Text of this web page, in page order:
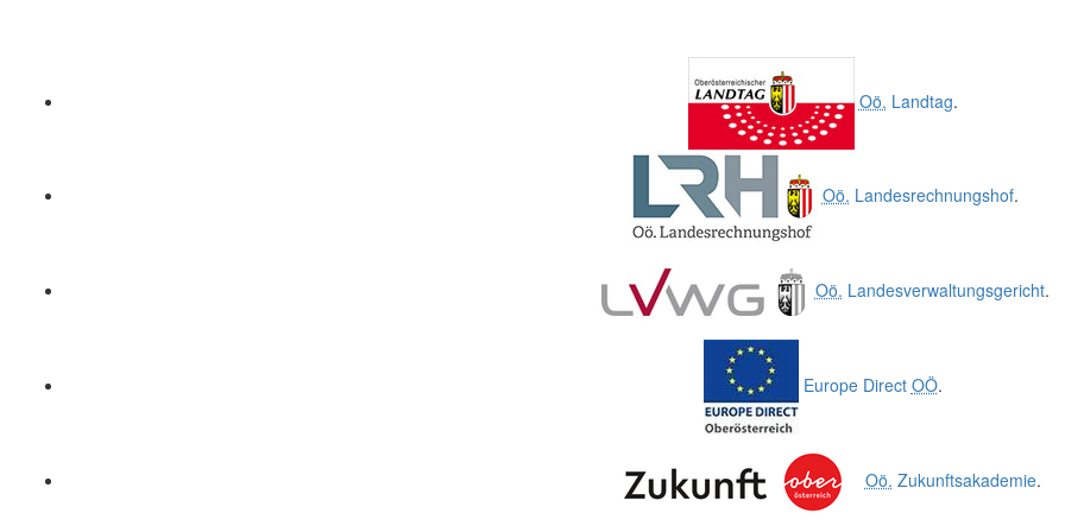
Oö. Landtag.
Oö. Landesrechnungshof.
Oö. Landesverwaltungsgericht.
Europe Direct OÖ.
Oö. Zukunftsakademie.